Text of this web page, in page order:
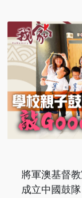
將軍澳基督
成立中國鼓